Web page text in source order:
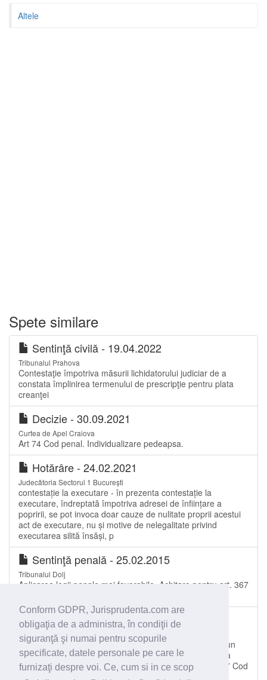
Conform GDPR, Jurisprudenta.com are
obligaţia de a administra, în condiţii de
siguranţă şi numai pentru scopurile
specificate, datele personale pe care le
furnizaţi despre voi. Ce, cum si in ce scop
Altele
Spete similare
Sentinţă civilă - 19.04.2022
Tribunalul Prahova
Contestaţie împotriva măsurii lichidatorului judiciar de a
constata împlinirea termenului de prescripţie pentru plata
creanţei
Decizie - 30.09.2021
Curtea de Apel Craiova
Art 74 Cod penal. Individualizare pedeapsa.
Hotărâre - 24.02.2021
Judecătoria Sectorul 1 București
contestație la executare - în prezenta contestație la
executare, îndreptată împotriva adresei de înființare a
popririi, se pot invoca doar cauze de nulitate proprii acestui
act de executare, nu și motive de nelegalitate privind
executarea silită însăși, p
Sentinţă penală - 25.02.2015
Tribunalul Dolj
Aplicarea legii penale mai favorabile. Achitare pentru art. 367
Decizie - 09.06.2020
Curtea de Apel Brașov
Judecarea unei persoane pentru o faptă reprezentând un
act material al unei infracțiuni continuate pentru care s-a
dispus anterior condamnarea acesteia. Aplicarea art. 37 Cod
penal